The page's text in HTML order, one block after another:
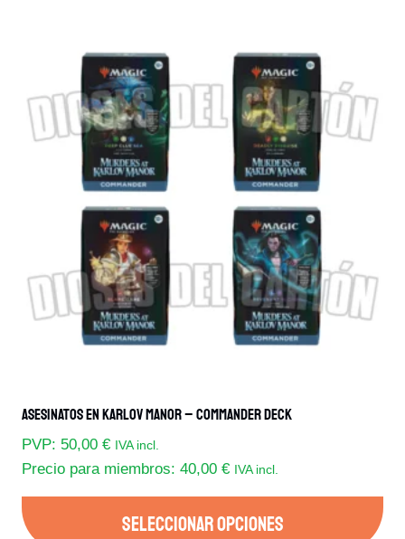
Asesinatos En Karlov Manor – Commander Deck
PVP: 50,00 € IVA incl.
Precio para miembros: 40,00 € IVA incl.
SELECCIONAR OPCIONES